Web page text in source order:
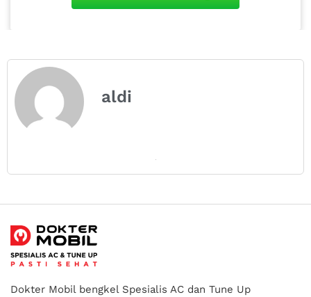
aldi
Dokter Mobil bengkel Spesialis AC dan Tune Up